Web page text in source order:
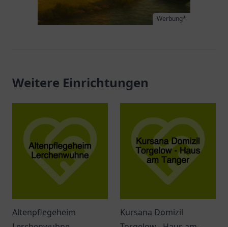
Werbung*
Weitere Einrichtungen
Altenpflegeheim
Kursana Domizil